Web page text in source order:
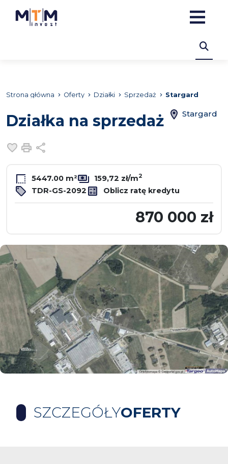
Strona główna Oferty Działki Sprzedaż Stargard
Działka na sprzedaż Stargard
Dodaj do ulubionych
Drukuj
5447.00 m² 159,72 zł/m2
TDR-GS-2092 Oblicz ratę kredytu
870 000 zł
SZCZEGÓŁYOFERTY